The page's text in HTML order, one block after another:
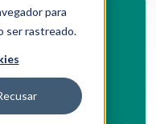
para
ser rastreado.
BENEFÍCIOS
pós-graduação